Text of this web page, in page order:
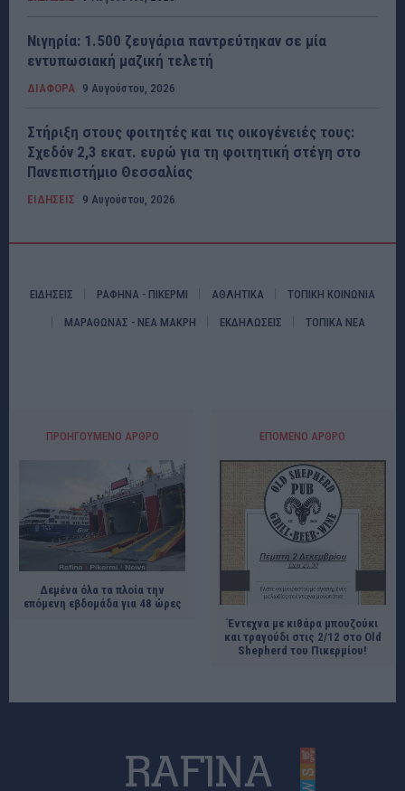
Νιγηρία: 1.500 ζευγάρια παντρεύτηκαν σε μία
εντυπωσιακή μαζική τελετή
ΔΙΑΦΟΡΑ 9 Αυγούστου, 2026
Στήριξη στους φοιτητές και τις οικογένειές τους:
Σχεδόν 2,3 εκατ. ευρώ για τη φοιτητική στέγη στο
Πανεπιστήμιο Θεσσαλίας
ΕΙΔΗΣΕΙΣ 9 Αυγούστου, 2026
ΕΙΔΗΣΕΙΣ ΡΑΦΗΝΑ - ΠΙΚΕΡΜΙ ΑΘΛΗΤΙΚΑ ΤΟΠΙΚΗ ΚΟΙΝΩΝΙΑ
ΜΑΡΑΘΩΝΑΣ - ΝΕΑ ΜΑΚΡΗ ΕΚΔΗΛΩΣΕΙΣ ΤΟΠΙΚΑ ΝΕΑ
ΠΡΟΗΓΟΎΜΕΝΟ ΆΡΘΡΟ
Δεμένα όλα τα πλοία την
επόμενη εβδομάδα για 48 ώρες
ΕΠΌΜΕΝΟ ΆΡΘΡΟ
Έντεχνα με κιθάρα μπουζούκι
και τραγούδι στις 2/12 στο Old
Shepherd του Πικερμίου!